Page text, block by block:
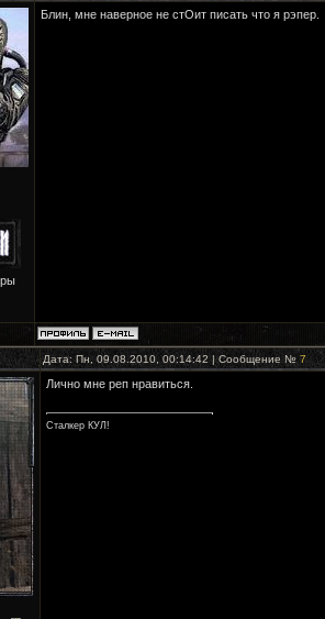
Блин, мне наверное не стОит писать что я рэпер.
Дата: Пн, 09.08.2010, 00:14:42 | Сообщение № 7
Лично мне реп нравиться.
Сталкер КУЛ!